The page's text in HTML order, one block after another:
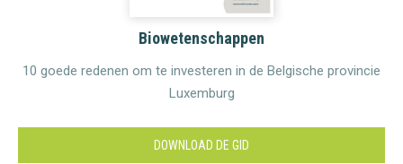
Biowetenschappen
10 goede redenen om te investeren in de Belgische provincie
Luxemburg
DOWNLOAD DE GID